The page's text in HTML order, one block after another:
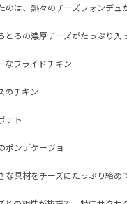
のは、熱々のチーズフォンデュ
とろの濃厚チーズがたっぷり入
なフライドチキン
のチキン
テト
ポンデケージョ
な具材をチーズにたっぷり絡め